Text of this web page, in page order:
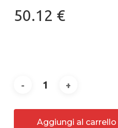
50.12 €
Aggiungi al carrello